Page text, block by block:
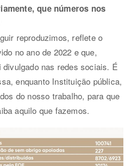
que números nos
reproduzimos, reflete o
no ano de 2022 e que,
nas redes sociais. É
enquanto Instituição pública,
do nosso trabalho, para que
aquilo que fazemos.